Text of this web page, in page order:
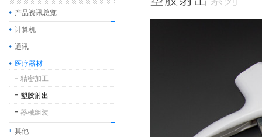
产品资讯总览
计算机
通讯
医疗器材
精密加工
塑胶射出
器械组装
其他